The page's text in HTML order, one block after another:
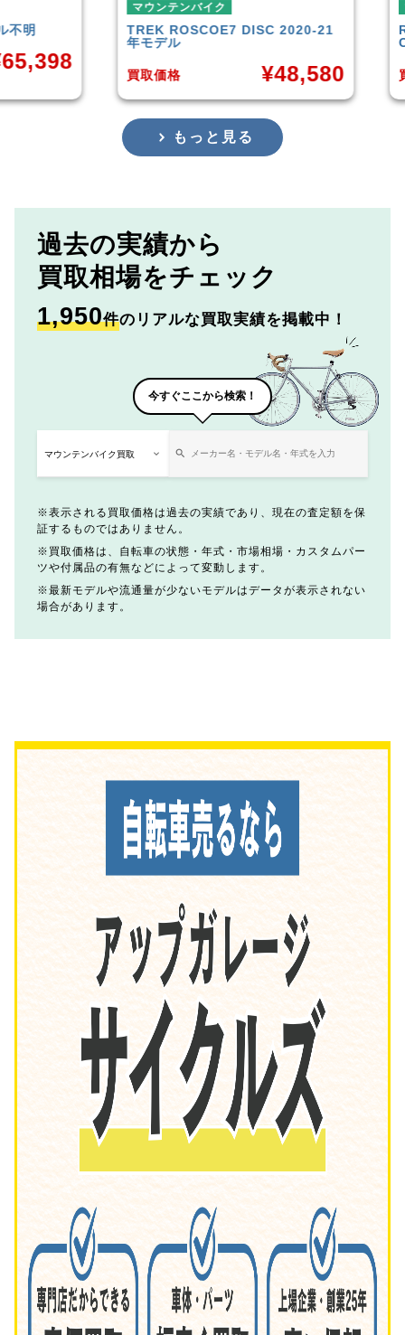
ROSCOE7 DISC 2020-21
取価格 ¥48,580
Rocky Mountain
Carbon30 2022年モ
買取価格 ¥
もっと見る
過去の実績から
買取相場をチェック
1,950件のリアルな買取実績を掲載中！
今すぐここから検索！
表示される買取価格は過去の実績であり、現在の査定額を保
証するものではありません。
買取価格は、自転車の状態・年式・市場相場・カスタムパー
ツや付属品の有無などによって変動します。
最新モデルや流通量が少ないモデルはデータが表示されない
場合があります。